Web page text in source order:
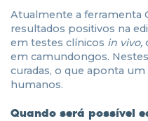
Atualmente a ferramenta
resultados positivos na
em testes clínicos in vivo,
em camundongos.
curadas, o que aponta
humanos.
Quando será possível